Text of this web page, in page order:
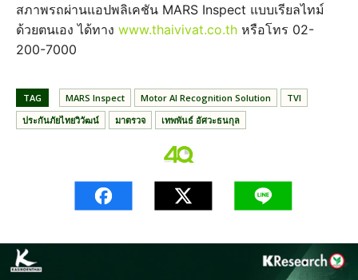
สภาพรถผ่านแอปพลิเคชัน MARS Inspect แบบเรียลไทม์
ด้วยตนเอง ได้ทาง www.thaivivat.co.th หรือโทร 02-
200-7000
TAG MARS Inspect Motor AI Recognition Solution
TVI
ประกันภัยไทยวิวัฒน์
มาตรวจ เทพพันธ์ อัศวะธนกุล